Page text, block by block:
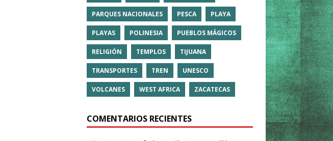
PARQUES NACIONALES PESCA PLAYA
PLAYAS POLINESIA PUEBLOS MÁGICOS
RELIGIÓN TEMPLOS TIJUANA
TRANSPORTES TREN UNESCO
VOLCANES WEST AFRICA ZACATECAS
COMENTARIOS RECIENTES